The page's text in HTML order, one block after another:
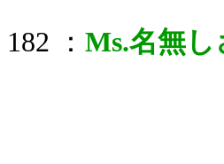
182 ： Ms.名無し